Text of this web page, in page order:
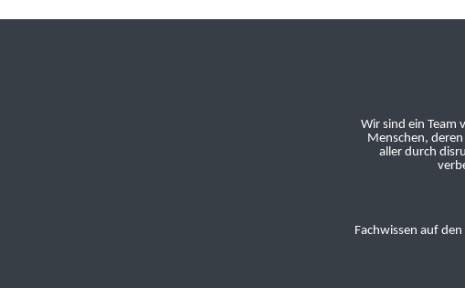
Wir sind ein Team
Menschen, deren
aller durch
Fachwissen auf